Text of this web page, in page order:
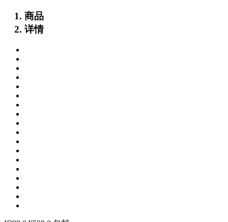
商品
详情